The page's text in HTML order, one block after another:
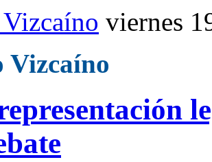
viernes
Vizcaíno